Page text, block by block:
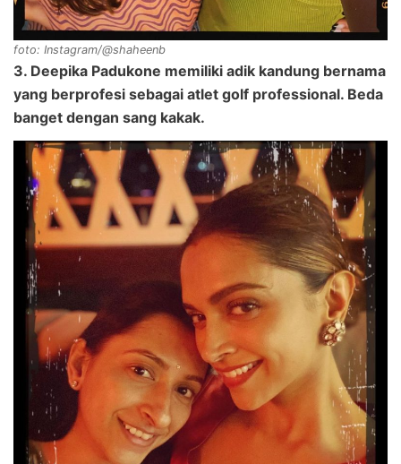
foto: Instagram/@shaheenb
3. Deepika Padukone memiliki adik kandung bernama
yang berprofesi sebagai atlet golf professional. Beda
banget dengan sang kakak.